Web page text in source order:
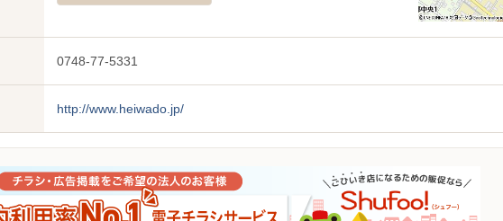
0748-77-5331
http://www.heiwado.jp/